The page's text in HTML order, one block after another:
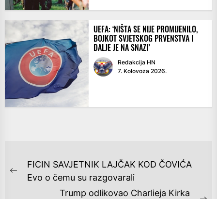
UEFA: ‘NIŠTA SE NIJE PROMIJENILO,
BOJKOT SVJETSKOG PRVENSTVA I
DALJE JE NA SNAZI’
Redakcija HN
7. Kolovoza 2026.
NAVIGACIJA
OBJAVA
Previous
FICIN SAVJETNIK LAJČAK KOD ČOVIĆA
Evo o čemu su razgovarali
Trump odlikovao Charlieja Kirka